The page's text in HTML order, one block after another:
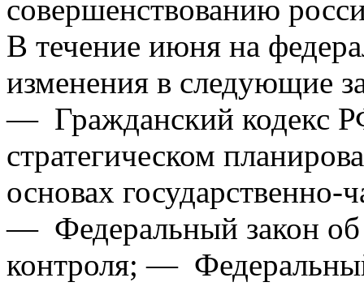
совершенствованию
В течение июня на
изменения в следующие
— Гражданский кодекс
стратегическом
основах государственно-
— Федеральный закон об
контроля; —